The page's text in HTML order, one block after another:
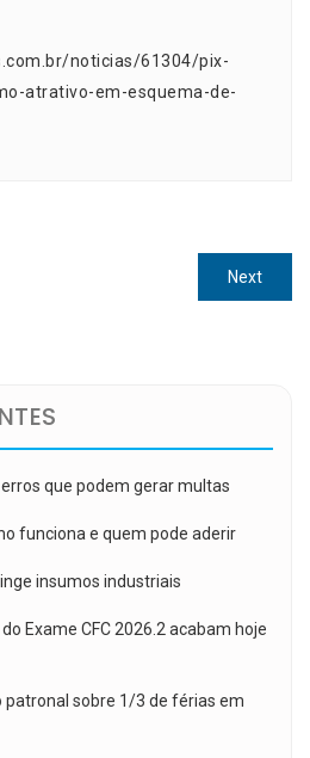
noticias/61304/pix-
atrativo-em-esquema-de-
NextNext
post:
erros que podem gerar multas
funciona e quem pode aderir
insumos industriais
Exame CFC 2026.2 acabam hoje
patronal sobre 1/3 de férias em